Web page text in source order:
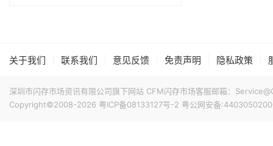
关于我们 联系我们 意见反馈 免责声明 隐私政策
深圳市闪存市场资讯有限公司旗下网站 CFM闪存市场客服邮箱：
Copyright©2008-2026 粤ICP备08133127号-2 粤公网安备